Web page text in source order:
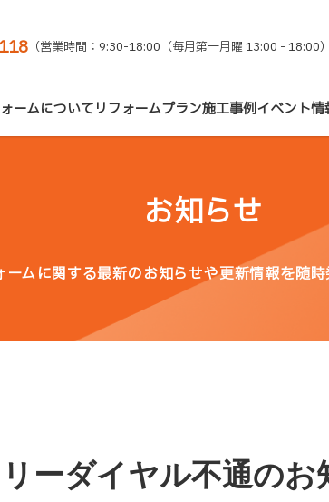
（営業時間：9:30-18:00（毎月第一月曜 13:00 - 18:00
ームについてリフォームプラン施工事例イベント情
お知らせ
ームに関する最新のお知らせや更新情報を随時
ーダイヤル不通のお